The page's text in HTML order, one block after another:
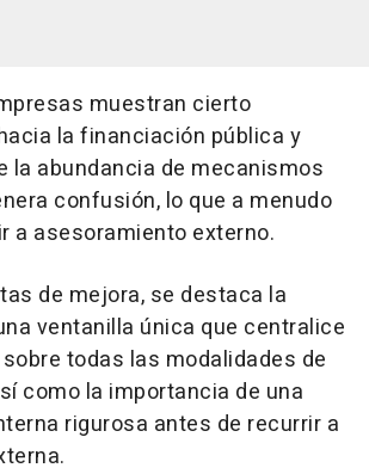
muestran cierto
la financiación pública y
la abundancia de mecanismos
confusión, lo que a menudo
a asesoramiento externo.
de mejora, se destaca la
ventanilla única que centralice
todas las modalidades de
como la importancia de una
rigurosa antes de recurrir a